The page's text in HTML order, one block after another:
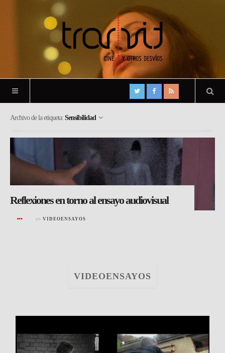
Archivo de la etiqueta: Sensibilidad
Reflexiones en torno al ensayo audiovisual
en VIDEOENSAYOS
VIDEOENSAYOS